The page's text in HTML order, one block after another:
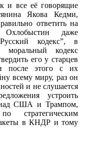
все её говорящие
Якова Кедми,
ответить на
даже
кодекс”, в
моральный кодекс
его у старцев
после этого с их
всему миру, раз он
и не слушается
устроить
над США и Трампом,
стратегическим
в КНДР и тому